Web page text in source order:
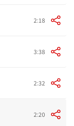
2:18
3:38
2:32
2:20